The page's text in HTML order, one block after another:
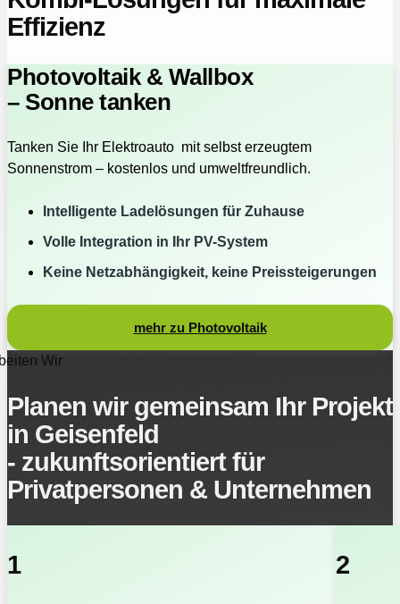
Effizienz
Photovoltaik & Wallbox
– Sonne tanken
Tanken Sie Ihr Elektroauto mit selbst erzeugtem
Sonnenstrom – kostenlos und umweltfreundlich.
Intelligente Ladelösungen für Zuhause
Volle Integration in Ihr PV-System
Keine Netzabhängigkeit, keine Preissteigerungen
mehr zu Photovoltaik
Wir
Planen wir gemeinsam Ihr Projekt
in Geisenfeld
- zukunftsorientiert für
Privatpersonen & Unternehmen
1 2